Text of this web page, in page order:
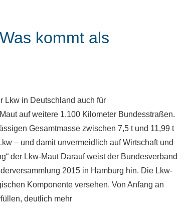
kommt als
Lkw in Deutschland auch für
auf weitere 1.100 Kilometer Bundesstraßen.
Gesamtmasse zwischen 7,5 t und 11,99 t
– und damit unvermeidlich auf Wirtschaft und
der Lkw-Maut Darauf weist der Bundesverband
2015 in Hamburg hin. Die Lkw-
Komponente versehen. Von Anfang an
deutlich mehr